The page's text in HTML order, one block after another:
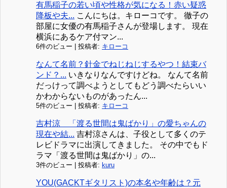
有馬稲子の若い頃や性格が気になる！赤い疑惑
降板や夫... こんにちは。キローコです。 徹子の
部屋に女優の有馬稲子さんが登場します。 現在
横浜にあるケア付マン...
6件のビュー 投稿者: キローコ
なんて名前？針金でねじねじするやつ！結束バ
ンド？... いきなりなんですけどね。 なんて名前
だっけって調べようとしてもどう調べたらいい
かわからないものがあったん...
5件のビュー 投稿者: キローコ
吉村涼 「渡る世間は鬼ばかり」の愛ちゃんの
現在や結... 吉村涼さんは、子役として多くのテ
レビドラマに出演してきました。 その中でもド
ラマ「渡る世間は鬼ばかり」の...
3件のビュー 投稿者: kuru
YOU(GACKTギタリスト)の本名や年齢は？元